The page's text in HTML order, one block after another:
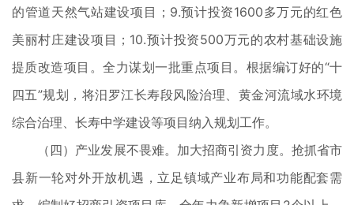
的管道天然气站建设项目；9.预计投资1600多万元的红色
美丽村庄建设项目；10.预计投资500万元的农村基础设施
提质改造项目。全力谋划一批重点项目。根据编订好的“十
四五”规划，将汨罗江长寿段风险治理、黄金河流域水环境
综合治理、长寿中学建设等项目纳入规划工作。
（四）产业发展不畏难。加大招商引资力度。抢抓省市
县新一轮对外开放机遇，立足镇域产业布局和功能配套需